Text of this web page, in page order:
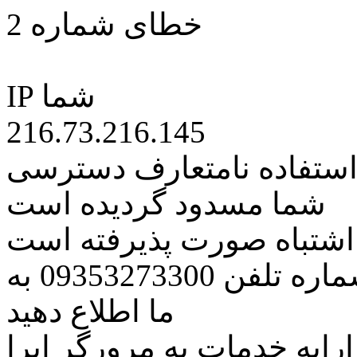
خطای شماره 2
IP شما
216.73.216.145
نامتعارف دسترسی
شما مسدود گردیده است
اشتباه صورت پذیرفته است
مراتب این مسئله را از طریق شماره تلفن 09353273300 به
ما اطلاع دهید
خدمات به مرورگر اپرا